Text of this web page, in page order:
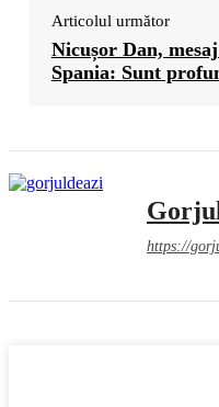
Articolul următor
Nicușor Dan,
Spania: Sunt
https://